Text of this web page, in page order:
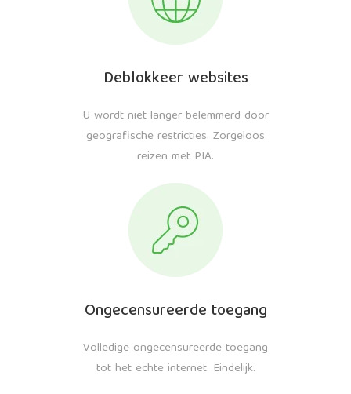
Deblokkeer websites
U wordt niet langer belemmerd door
geografische restricties. Zorgeloos
reizen met PIA.
Ongecensureerde toegang
Volledige ongecensureerde toegang
tot het echte internet. Eindelijk.